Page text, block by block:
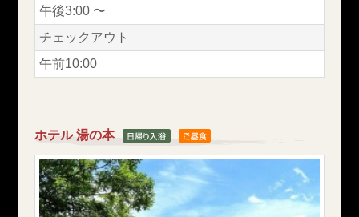
午後3:00 〜
チェックアウト
午前10:00
ホテル 湯の本